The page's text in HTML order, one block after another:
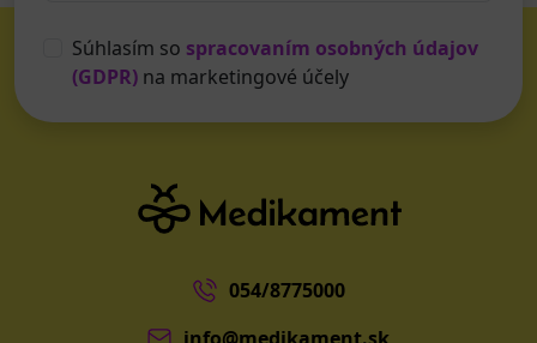
Súhlasím so spracovaním osobných údajov
(GDPR) na marketingové účely
054/8775000